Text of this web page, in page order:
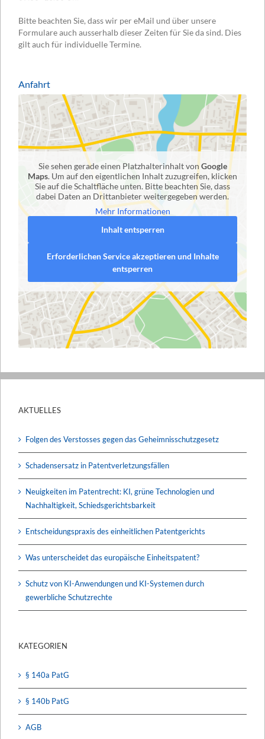
Bitte beachten Sie, dass wir per eMail und über unsere
Formulare auch ausserhalb dieser Zeiten für Sie da sind. Dies
gilt auch für individuelle Termine.
Anfahrt
Sie sehen gerade einen Platzhalterinhalt von Google
Maps. Um auf den eigentlichen Inhalt zuzugreifen, klicken
Sie auf die Schaltfläche unten. Bitte beachten Sie, dass
dabei Daten an Drittanbieter weitergegeben werden.
Mehr Informationen
Inhalt entsperren
Erforderlichen Service akzeptieren und Inhalte
entsperren
AKTUELLES
Folgen des Verstosses gegen das Geheimnisschutzgesetz
Schadensersatz in Patentverletzungsfällen
Neuigkeiten im Patentrecht: KI, grüne Technologien und
Nachhaltigkeit, Schiedsgerichtsbarkeit
Entscheidungspraxis des einheitlichen Patentgerichts
Was unterscheidet das europäische Einheitspatent?
Schutz von KI-Anwendungen und KI-Systemen durch
gewerbliche Schutzrechte
KATEGORIEN
§ 140a PatG
§ 140b PatG
AGB